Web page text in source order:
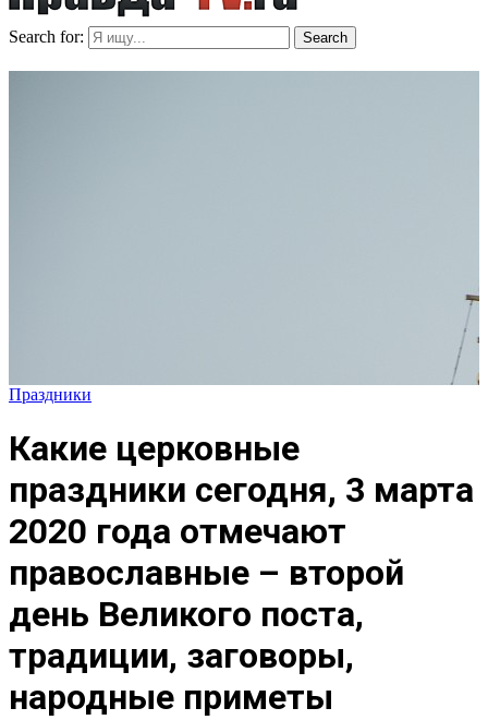
Search for: Search
Праздники
Какие церковные
праздники сегодня, 3 марта
2020 года отмечают
православные – второй
день Великого поста,
традиции, заговоры,
народные приметы